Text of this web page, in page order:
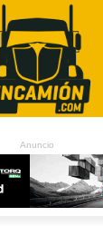
Anuncio